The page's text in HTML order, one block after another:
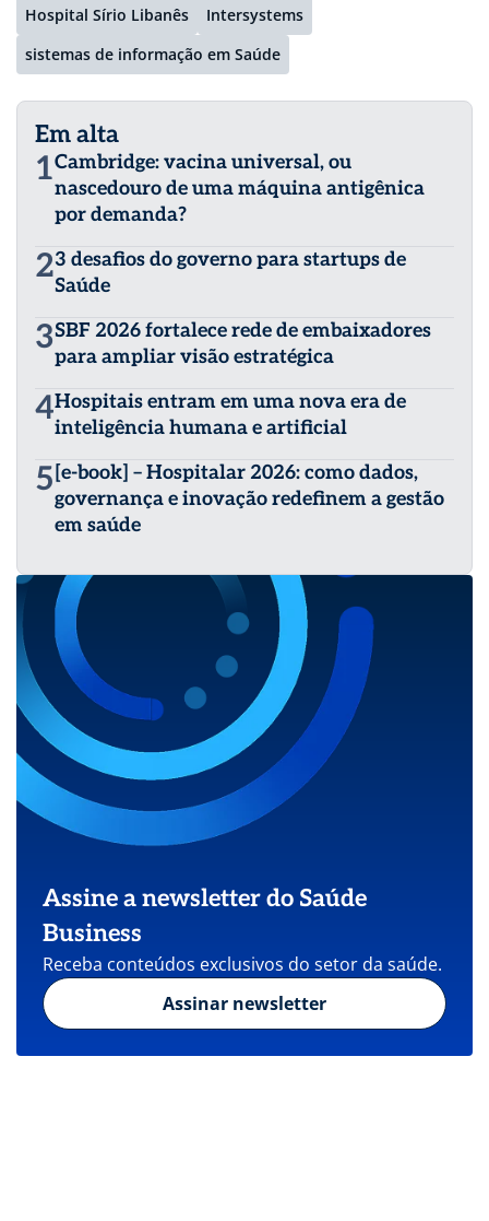
Hospital Sírio Libanês
Intersystems
sistemas de informação em Saúde
Em alta
1Cambridge: vacina universal, ou
nascedouro de uma máquina antigênica
por demanda?
23 desafios do governo para startups de
Saúde
3SBF 2026 fortalece rede de embaixadores
para ampliar visão estratégica
4Hospitais entram em uma nova era de
inteligência humana e artificial
5 [e-book] – Hospitalar 2026: como dados,
governança e inovação redefinem a gestão
em saúde
Assine a newsletter do Saúde
Business
Receba conteúdos exclusivos do setor da saúde.
Assinar newsletter